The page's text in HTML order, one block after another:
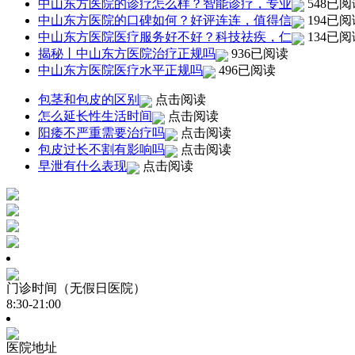
中山东方医院的诊疗怎么样？智能诊疗，专业
548已阅
中山东方医院的口碑如何？好评连连，值得信
194已阅
中山东方医院医疗服务好不好？科技祛疾，仁
134已阅
揭秘丨中山东方医院治疗正规吗
936已阅读
中山东方医院医疗水平正规吗
496已阅读
包茎和包皮的区别
点击阅读
怎么延长性生活时间
点击阅读
阳痿不严重需要治疗吗
点击阅读
包皮过长不割有影响吗
点击阅读
早泄有什么表现
点击阅读
门诊时间（无假日医院）
8:30-21:00
医院地址